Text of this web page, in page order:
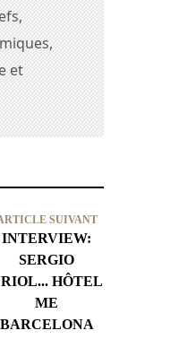
et
SUIVANT
INTERVIEW:
SERGIO
HÔTEL
ME
BARCELONA